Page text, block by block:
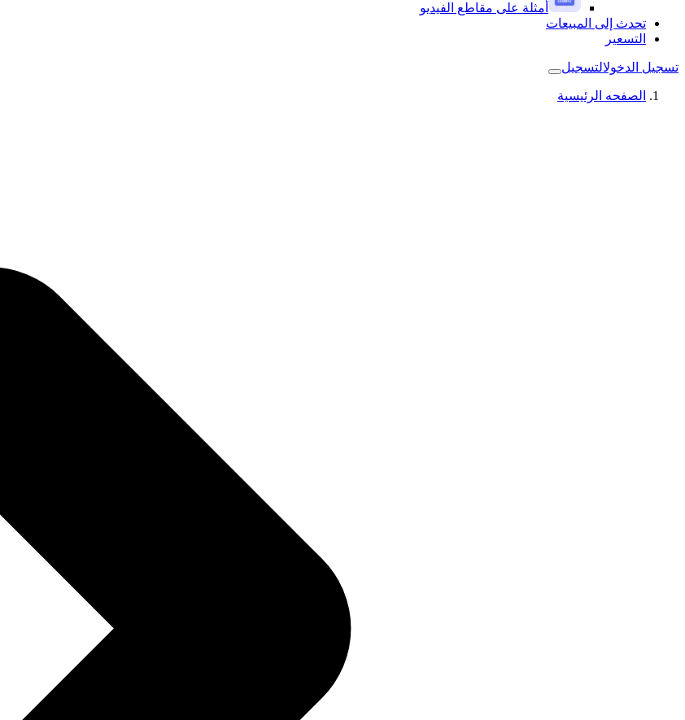
أمثلة على مقاطع الفيديو
تحدث إلى المبيعات
التسعير
تسجيل الدخولالتسجيل
الصفحه الرئيسية